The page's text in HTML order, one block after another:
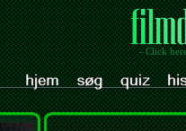
- Click